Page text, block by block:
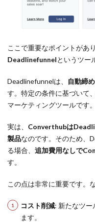
ここで重要なポイントがあ
Deadlinefunnelというツー
Deadlinefunnelは、 自動締
す。特定の条件に基づいて
マーケティングツールです。
実は、 Converthubは
製品なのです。そのため、
る場合、 追加費用なしで
す。
この点は非常に重要です。
コスト削減: 新たなツー
ます。